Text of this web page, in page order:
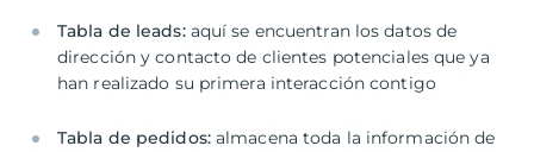
Tabla de leads: aquí se encuentran los datos de
dirección y contacto de clientes potenciales que ya
han realizado su primera interacción contigo
Tabla de pedidos:almacena toda la información de